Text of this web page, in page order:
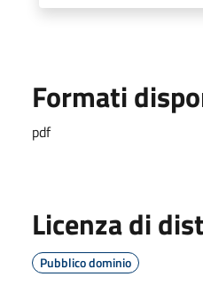
Formati
pdf
Licenza di
Pubblico dominio